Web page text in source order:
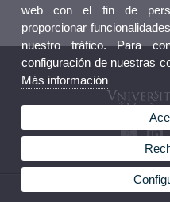
© 2026 UV. - Avda. de la Universitat,
web con el fin de
proporcionar
nuestro tráfico. Para
configuración de nuestras
Más información